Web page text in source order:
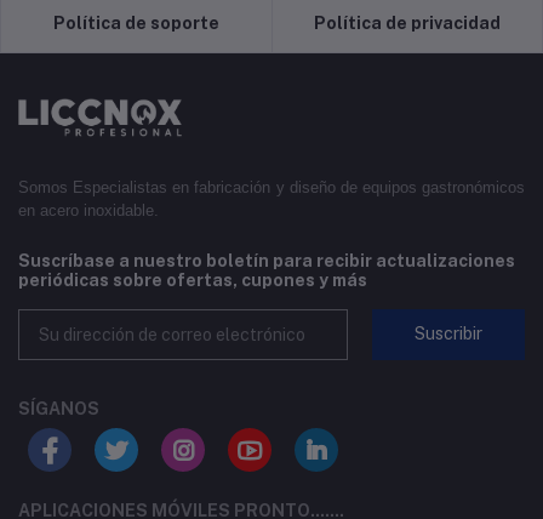
Política de soporte Política de privacidad
Somos Especialistas en fabricación y diseño de equipos gastronómicos
en acero inoxidable.
Suscríbase a nuestro boletín para recibir actualizaciones
periódicas sobre ofertas, cupones y más
Suscribir
SÍGANOS
APLICACIONES MÓVILES PRONTO.......